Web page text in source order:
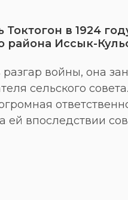
Токтогон в 1924
района Иссык-
разгар войны, она
сельского
ей впоследствии